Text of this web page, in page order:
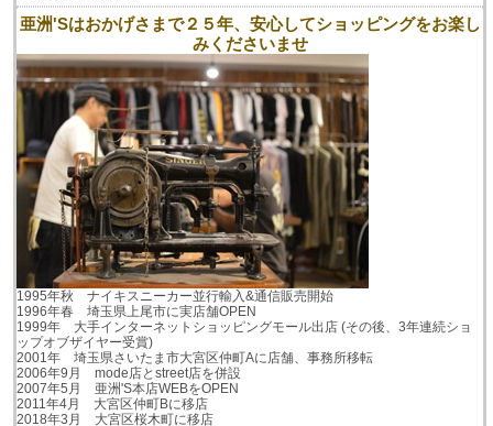
亜洲'Sはおかげさまで２５年、安心してショッピングをお楽し
みくださいませ
1995年秋 ナイキスニーカー並行輸入&通信販売開始
1996年春 埼玉県上尾市に実店舗OPEN
1999年 大手インターネットショッピングモール出店 (その後、3年連続ショ
ップオブザイヤー受賞)
2001年 埼玉県さいたま市大宮区仲町Aに店舗、事務所移転
2006年9月 mode店とstreet店を併設
2007年5月 亜洲'S本店WEBをOPEN
2011年4月 大宮区仲町Bに移店
2018年3月 大宮区桜木町に移店